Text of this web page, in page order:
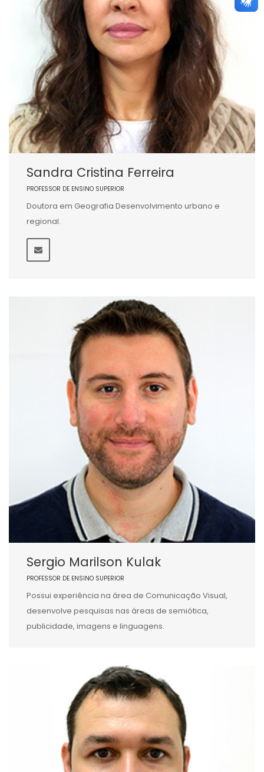
Sandra Cristina Ferreira
PROFESSOR DE ENSINO SUPERIOR
Doutora em Geografia Desenvolvimento urbano e
regional.
Sergio Marilson Kulak
PROFESSOR DE ENSINO SUPERIOR
Possui experiência na área de Comunicação Visual,
desenvolve pesquisas nas áreas de semiótica,
publicidade, imagens e linguagens.